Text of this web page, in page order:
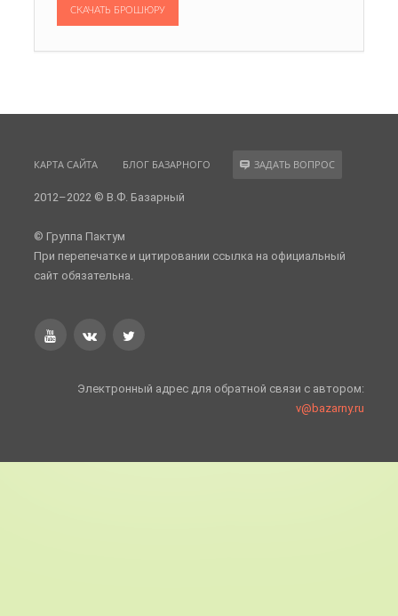
СКАЧАТЬ БРОШЮРУ
КАРТА САЙТА БЛОГ БАЗАРНОГО ЗАДАТЬ ВОПРОС
2012–2022 © В.Ф. Базарный
© Группа Пактум
При перепечатке и цитировании ссылка на официальный
сайт обязательна.
Электронный адрес для обратной связи с автором:
v@bazarny.ru